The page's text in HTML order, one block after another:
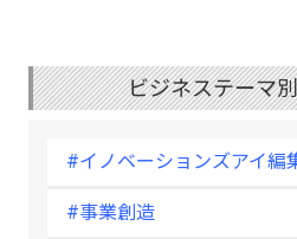
ビジネステーマ
#イノベーションズアイ編
#事業創造